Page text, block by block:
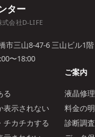
ター
会社D-LIFE
市三山8-47-6 三山ビル1階
〜18:00
る
表示されない
チカチカする
ご案内
液晶修
料金の
診断調